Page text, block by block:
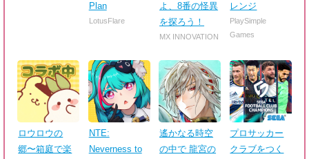
Plan
LotusFlare
よ、8番の怪異
を探ろう！
MX INNOVATION
レンジ
PlaySimple
Games
ロウロウの
郷〜箱庭で楽
NTE:
Neverness to
遙かなる時空
の中で 龍宮の
プロサッカー
クラブをつく